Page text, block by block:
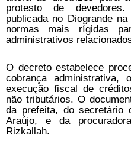
protesto de
publicada no Diogrande
normas mais rígidas
administrativos
O decreto estabelece
cobrança
execução fiscal de
não tributários. O
da prefeita, do secretário
Araújo, e da
Rizkallah.